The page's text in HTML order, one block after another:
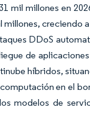
mil millones en
creciendo
DDoS
de
híbridos,
en el
modelos de